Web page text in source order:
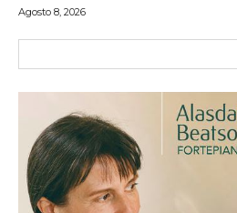
Agosto 8, 2026